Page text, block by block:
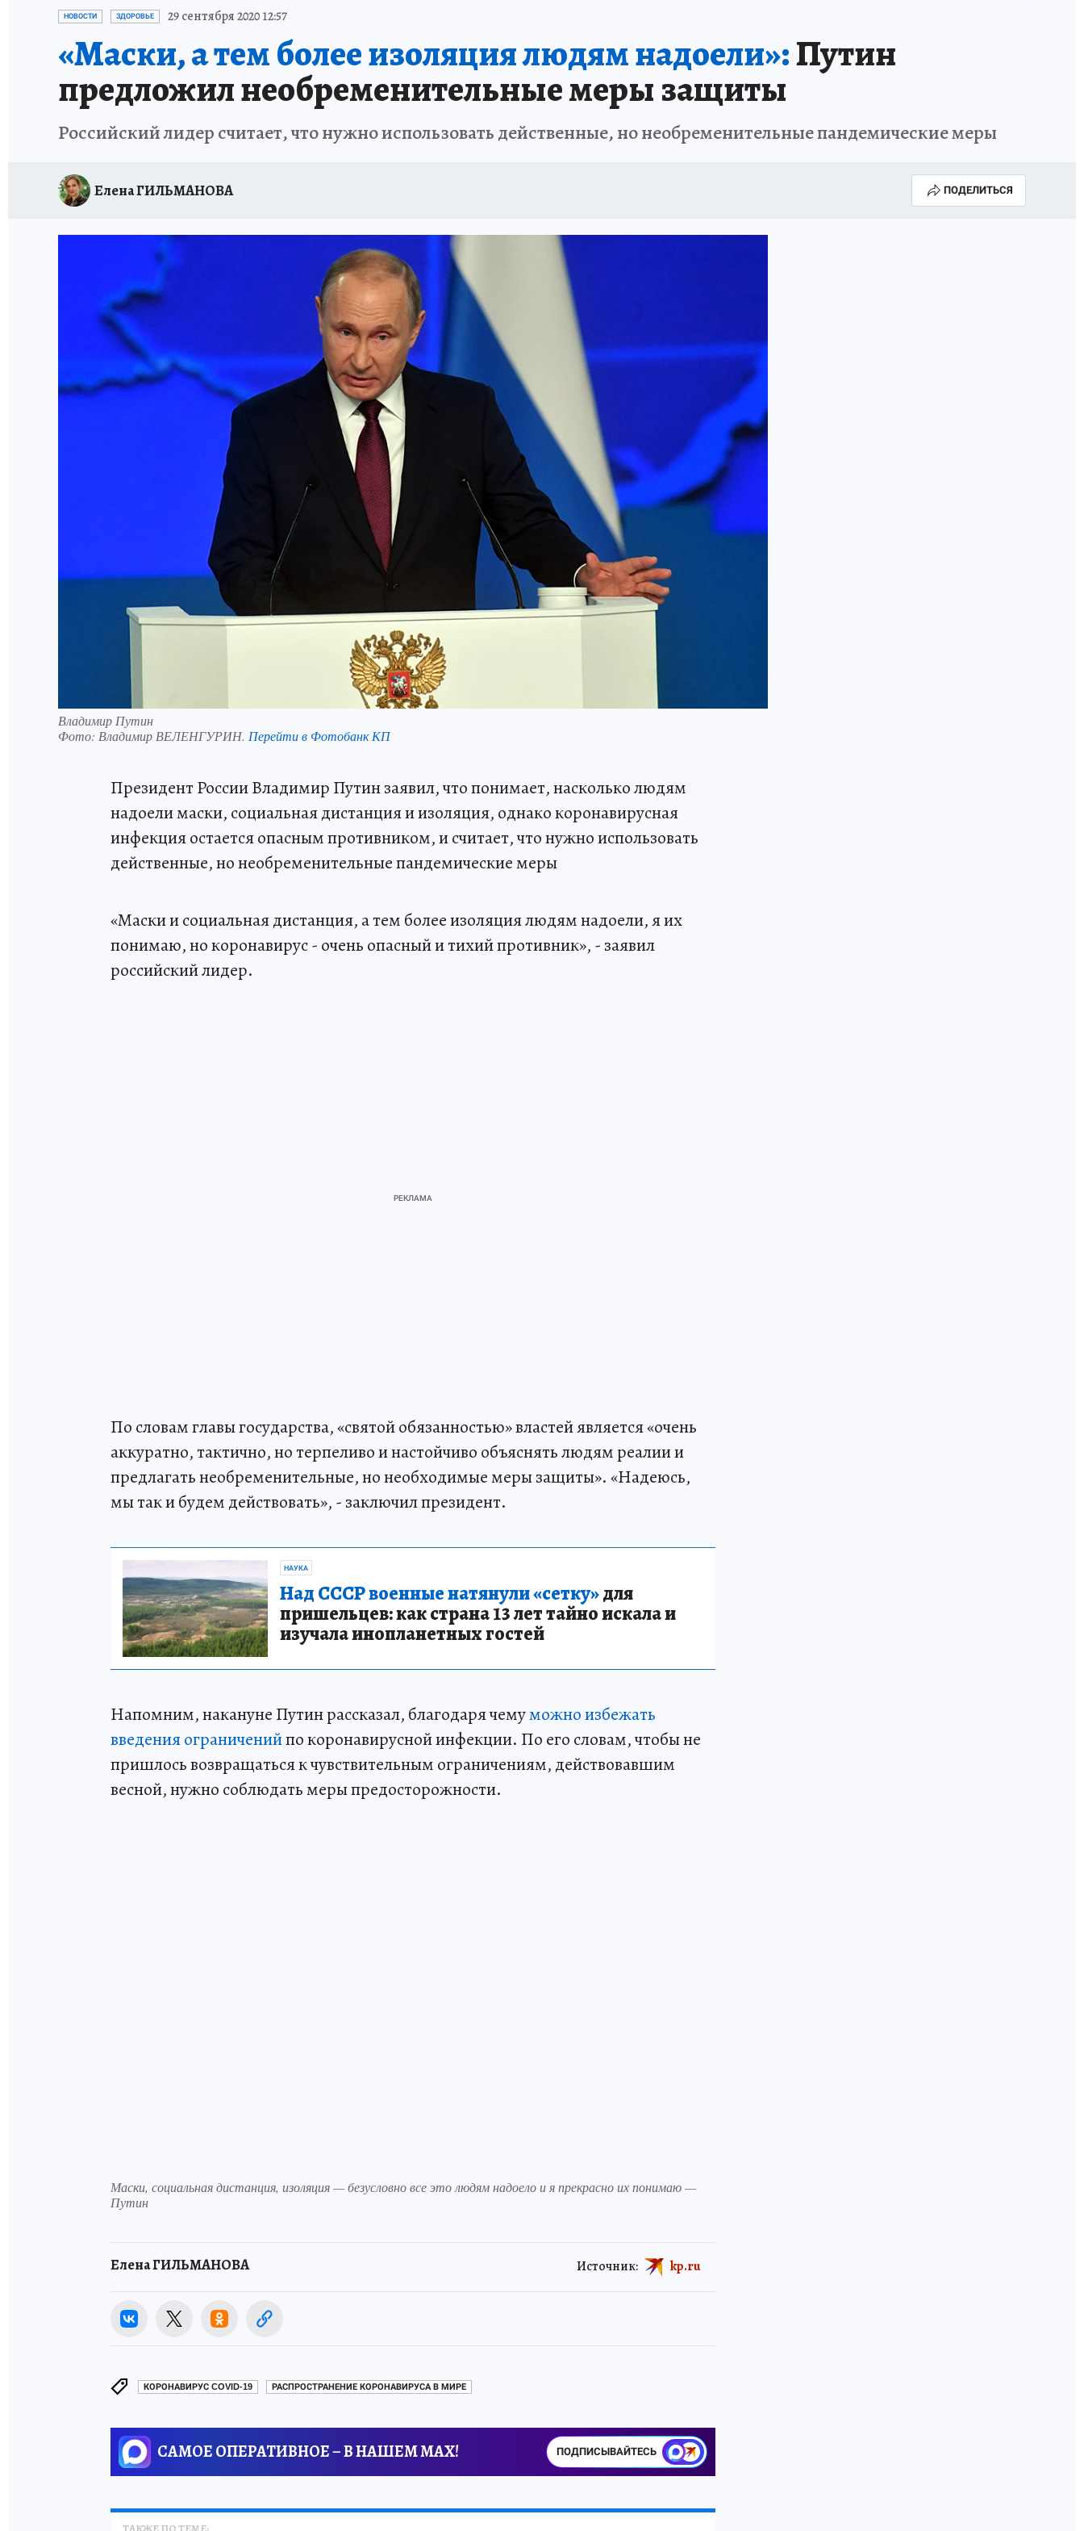
ИСПЫТАНО НА СЕБЕ
НОВОСТИ ЗДОРОВЬЕ 29 сентября 2020 12:57
«Маски, а тем более изоляция людям надоели»:Путин
предложил необременительные меры защиты
Российский лидер считает, что нужно использовать действенные, но необременительные пандемические меры
Елена ГИЛЬМАНОВА ПОДЕЛИТЬСЯ
Владимир Путин
Фото: Владимир ВЕЛЕНГУРИН. Перейти в Фотобанк КП
Президент России Владимир Путин заявил, что понимает, насколько людям
надоели маски, социальная дистанция и изоляция, однако коронавирусная
инфекция остается опасным противником, и считает, что нужно использовать
действенные, но необременительные пандемические меры
«Маски и социальная дистанция, а тем более изоляция людям надоели, я их
понимаю, но коронавирус - очень опасный и тихий противник», - заявил
российский лидер.
По словам главы государства, «святой обязанностью» властей является «очень
аккуратно, тактично, но терпеливо и настойчиво объяснять людям реалии и
предлагать необременительные, но необходимые меры защиты». «Надеюсь,
мы так и будем действовать», - заключил президент.
НАУКА
Над СССР военные натянули «сетку»для
пришельцев: как страна 13 лет тайно искала и
изучала инопланетных гостей
Напомним, накануне Путин рассказал, благодаря чемуможно избежать
введения ограниченийпо коронавирусной инфекции. По его словам, чтобы не
пришлось возвращаться к чувствительным ограничениям, действовавшим
весной, нужно соблюдать меры предосторожности.
Маски, социальная дистанция, изоляция — безусловно все это людям надоело и я прекрасно их понимаю —
Путин
Елена ГИЛЬМАНОВА Источник: kp.ru
КОРОНАВИРУС COVID-19 РАСПРОСТРАНЕНИЕ КОРОНАВИРУСА В МИРЕ
САМОЕ ОПЕРАТИВНОЕ – В НАШЕМ MAX! ПОДПИСЫВАЙТЕСЬ
ТАКЖЕ ПО ТЕМЕ: